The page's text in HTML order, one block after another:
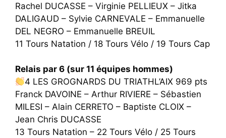
Rachel DUCASSE – Virginie PELLIEUX – Jitka
DALIGAUD – Sylvie CARNEVALE – Emmanuelle
DEL NEGRO – Emmanuelle BREUIL
11 Tours Natation / 18 Tours Vélo / 19 Tours Cap
Relais par 6 (sur 11 équipes hommes)
4 LES GROGNARDS DU TRIATHL’AIX 969 pts
Franck DAVOINE – Arthur RIVIERE – Sébastien
MILESI – Alain CERRETO – Baptiste CLOIX –
Jean Chris DUCASSE
13 Tours Natation – 22 Tours Vélo / 25 Tours